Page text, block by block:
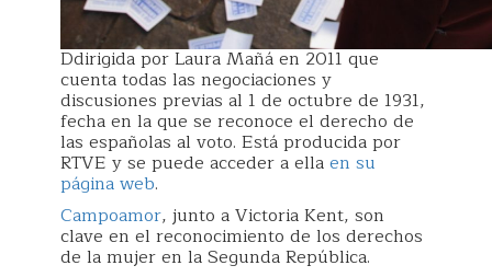
Ddirigida por Laura Mañá en 2011 que
cuenta todas las negociaciones y
discusiones previas al 1 de octubre de 1931,
fecha en la que se reconoce el derecho de
las españolas al voto. Está producida por
RTVE y se puede acceder a ellaen su
página web.
Campoamor, junto a Victoria Kent, son
clave en el reconocimiento de los derechos
de la mujer en la Segunda República.